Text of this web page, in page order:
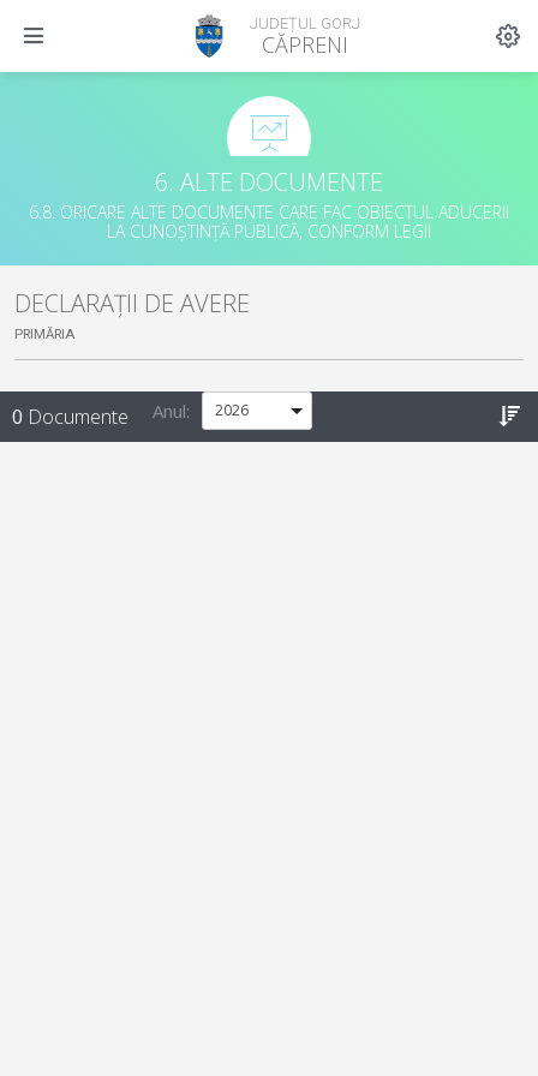
JUDEȚUL GORJ
CĂPRENI
6. ALTE DOCUMENTE
6.8. ORICARE ALTE DOCUMENTE CARE FAC OBIECTUL ADUCERII
LA CUNOȘTINȚĂ PUBLICĂ, CONFORM LEGII
DECLARAȚII DE AVERE
PRIMĂRIA
0 Documente Anul: